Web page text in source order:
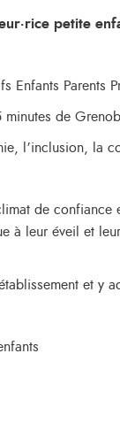
petite
Enfants Parents
de
l’inclusion, la
de
leur éveil et
et y